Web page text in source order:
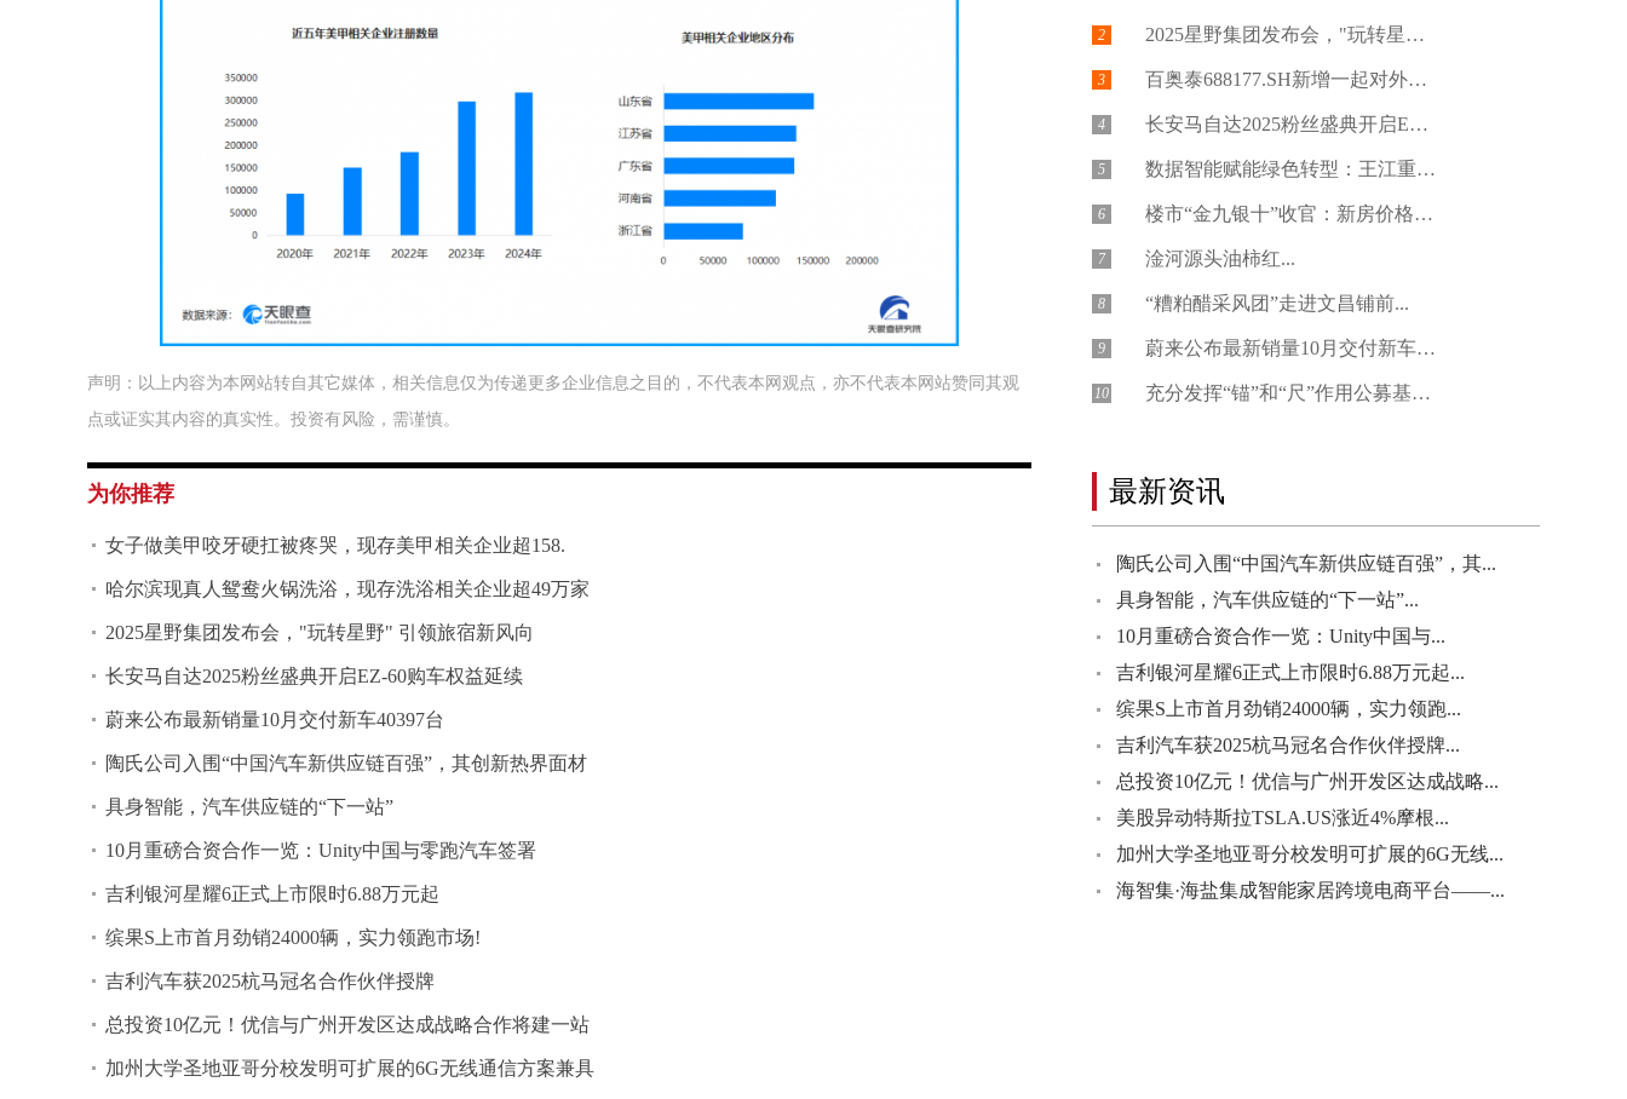
声明：以上内容为本网站转自其它媒体，相关信息仅为传递更多企业信息之目的，不代表本网观点，亦不代表本网站赞同其观
点或证实其内容的真实性。投资有风险，需谨慎。
为你推荐
女子做美甲咬牙硬扛被疼哭，现存美甲相关企业超158.
哈尔滨现真人鸳鸯火锅洗浴，现存洗浴相关企业超49万家
2025星野集团发布会，"玩转星野" 引领旅宿新风向
长安马自达2025粉丝盛典开启EZ-60购车权益延续
蔚来公布最新销量10月交付新车40397台
陶氏公司入围“中国汽车新供应链百强”，其创新热界面材
具身智能，汽车供应链的“下一站”
10月重磅合资合作一览：Unity中国与零跑汽车签署
吉利银河星耀6正式上市限时6.88万元起
缤果S上市首月劲销24000辆，实力领跑市场!
吉利汽车获2025杭马冠名合作伙伴授牌
总投资10亿元！优信与广州开发区达成战略合作将建一站
加州大学圣地亚哥分校发明可扩展的6G无线通信方案兼具
2 2025星野集团发布会，"玩转星野" ...
3 百奥泰688177.SH新增一起对外投...
4 长安马自达2025粉丝盛典开启EZ-6...
5 数据智能赋能绿色转型：王江重塑包装产业...
6 楼市“金九银十”收官：新房价格微涨二手...
7 淦河源头油柿红...
8 “糟粕醋采风团”走进文昌铺前...
9 蔚来公布最新销量10月交付新车4039...
10 充分发挥“锚”和“尺”作用公募基金业绩...
最新资讯
陶氏公司入围“中国汽车新供应链百强”，其...
具身智能，汽车供应链的“下一站”...
10月重磅合资合作一览：Unity中国与...
吉利银河星耀6正式上市限时6.88万元起...
缤果S上市首月劲销24000辆，实力领跑...
吉利汽车获2025杭马冠名合作伙伴授牌...
总投资10亿元！优信与广州开发区达成战略...
美股异动特斯拉TSLA.US涨近4%摩根...
加州大学圣地亚哥分校发明可扩展的6G无线...
海智集·海盐集成智能家居跨境电商平台——...